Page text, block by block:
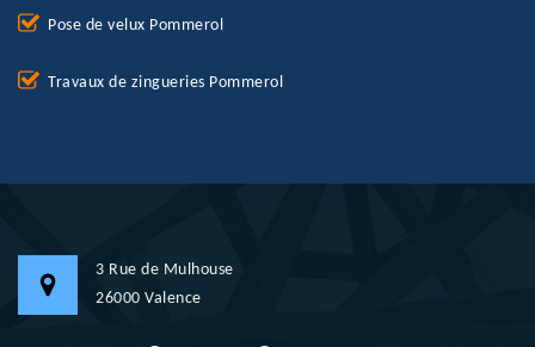
Pose de velux Pommerol
Travaux de zingueries Pommerol
3 Rue de Mulhouse
26000 Valence